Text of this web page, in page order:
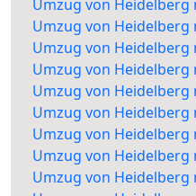
Umzug von Heidelberg
Umzug von Heidelberg
Umzug von Heidelberg
Umzug von Heidelberg
Umzug von Heidelberg
Umzug von Heidelberg
Umzug von Heidelberg
Umzug von Heidelberg
Umzug von Heidelberg